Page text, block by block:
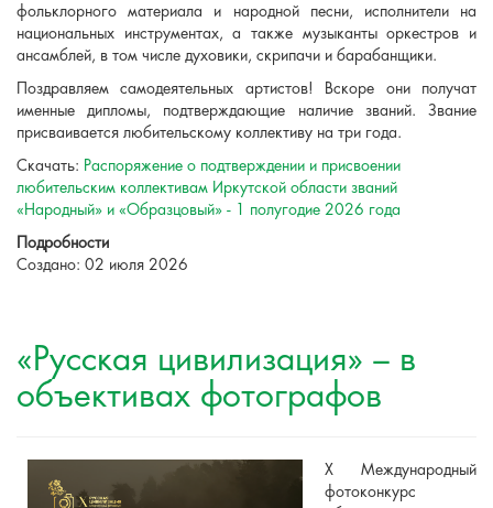
фольклорного материала и народной песни, исполнители на
национальных инструментах, а также музыканты оркестров и
ансамблей, в том числе духовики, скрипачи и барабанщики.
Поздравляем самодеятельных артистов! Вскоре они получат
именные дипломы, подтверждающие наличие званий. Звание
присваивается любительскому коллективу на три года.
Скачать: Распоряжение о подтверждении и присвоении
любительским коллективам Иркутской области званий
«Народный» и «Образцовый» - 1 полугодие 2026 года
Подробности
Создано: 02 июля 2026
«Русская цивилизация» – в
объективах фотографов
Х Международный
фотоконкурс